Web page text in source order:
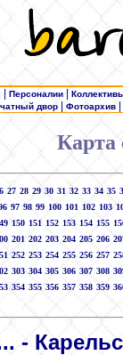
Персоналии|
двор| Фотоархив
Карта
27 28 29 30 31 32 33 34 35
97 98 99 100 101 102 103
150 151 152 153 154 155
201 202 203 204 205 206
252 253 254 255 256 257
303 304 305 306 307 308
354 355 356 357 358 359
-